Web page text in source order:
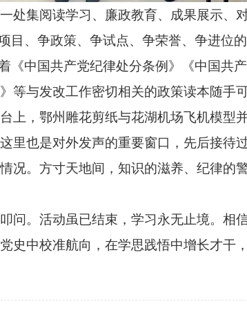
处集阅读学习、廉政教育、成果展示、
目、争政策、争试点、争荣誉、争进位
《中国共产党纪律处分条例》《中国共
等与发改工作密切相关的政策读本随手
上，鄂州雕花剪纸与花湖机场飞机模型
里也是对外发声的重要窗口，先后接待
况。方寸天地间，知识的滋养、纪律的
问。活动虽已结束，学习永无止境。相
史中校准航向，在学思践悟中增长才干